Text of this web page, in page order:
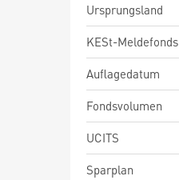
Ursprungsland
KESt-Meldefonds
Auflagedatum
Fondsvolumen
UCITS
Sparplan